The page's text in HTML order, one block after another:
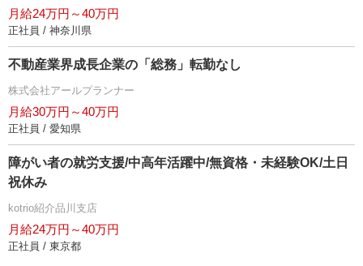
月給24万円～40万円
正社員 / 神奈川県
不動産業界成長企業の「総務」転勤なし
株式会社アールプランナー
月給30万円～40万円
正社員 / 愛知県
障がい者の就労支援/中高年活躍中/無資格・未経験OK/土日
祝休み
kotrio紹介品川支店
月給24万円～40万円
正社員 / 東京都